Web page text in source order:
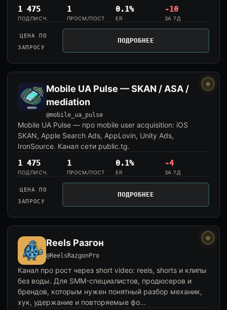
1 475
ПОДПИСЧ.
1
ПРОСМ/ПОСТ
0.1%
ER
-10
ЗА 7Д
ЦЕНА ПО
ЗАПРОСУ
ПОДРОБНЕЕ
⭐
Mobile UA Pulse — SKAN / ASA /
mediation
@mobile_ua_pulse
Mobile UA Pulse — про mobile user acquisition: iOS
SKAN, Apple Search Ads, AppLovin, Unity Ads,
IronSource. Канал сети public.tg.
1 475
ПОДПИСЧ.
1
ПРОСМ/ПОСТ
0.1%
ER
-4
ЗА 7Д
ЦЕНА ПО
ЗАПРОСУ
ПОДРОБНЕЕ
⭐
Reels Разгон
@ReelsRazgonPro
Канал про рост через short video: reels, shorts и клипы
без воды. Для SMM-специалистов, продюсеров и
брендов, которым нужен понятный разбор механик,
хук, удержание и повторяемые фо...